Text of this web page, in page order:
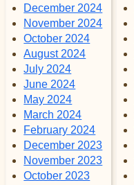
December 2024
November 2024
October 2024
August 2024
July 2024
June 2024
May 2024
March 2024
February 2024
December 2023
November 2023
October 2023